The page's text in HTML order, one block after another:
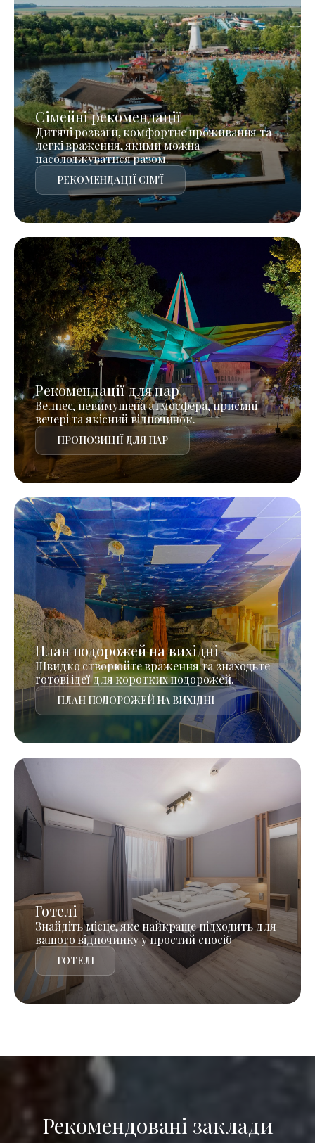
Сімейні рекомендації
Дитячі розваги, комфортне проживання та
легкі враження, якими можна
насолоджуватися разом.
РЕКОМЕНДАЦІЇ СІМ'Ї
Рекомендації для пар
Велнес, невимушена атмосфера, приємні
вечері та якісний відпочинок.
ПРОПОЗИЦІЇ ДЛЯ ПАР
План подорожей на вихідні
Швидко створюйте враження та знаходьте
готові ідеї для коротких подорожей.
ПЛАН ПОДОРОЖЕЙ НА ВИХІДНІ
Готелі
Знайдіть місце, яке найкраще підходить для
вашого відпочинку у простий спосіб
ГОТЕЛІ
Рекомендовані заклади